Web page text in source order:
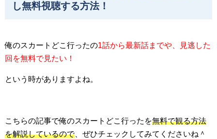
し無料視聴する方法！
俺のスカートどこ行ったの1話から最新話までや、見逃した
回を無料で見たい！
という時がありますよね。
こちらの記事で俺のスカートどこ行ったを無料で観る方法
を解説しているので、ぜひチェックしてみてくださいね＾